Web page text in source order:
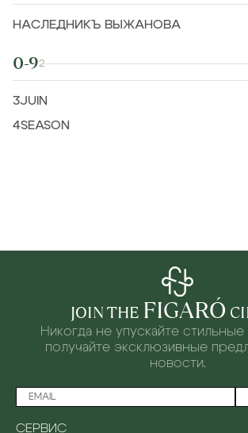
НАСЛЕДНИКЪ ВЫЖАНОВА
0-92
3JUIN
4SEASON
СЕРВИС
JOIN THE FIGARÓ
Никогда не упускайте
получайте эксклюзивные
новости.